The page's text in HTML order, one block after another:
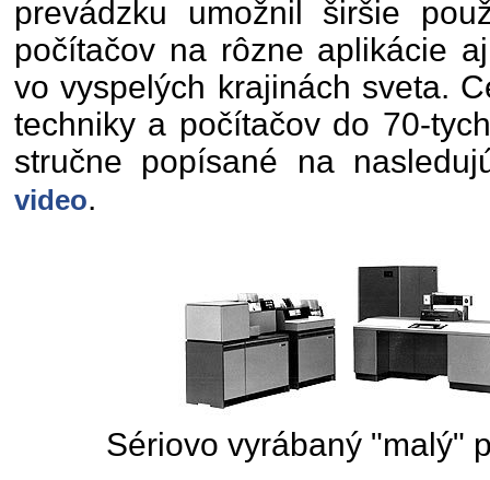
prevádzku umožnil širšie
počítačov na rôzne aplikácie
vo vyspelých krajinách sveta.
techniky a počítačov do 70-
stručne popísané na
video.
Sériovo vyrábaný "malý"